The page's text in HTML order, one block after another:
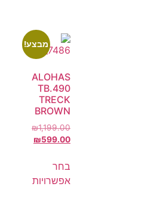
מבצע!
ALOHAS
TB.490
TRECK
BROWN
₪1,199.00
₪599.00
בחר
אפשרויות